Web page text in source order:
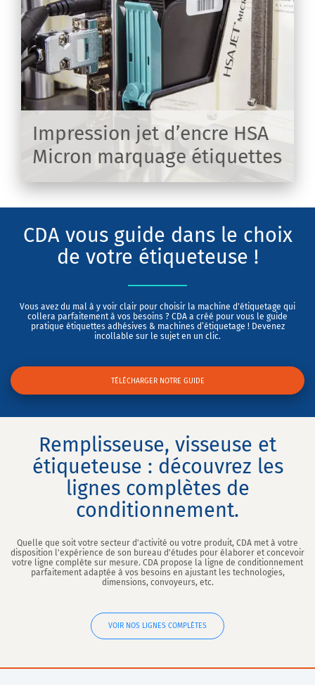
Impression jet d’encre HSA
Micron marquage étiquettes
CDA vous guide dans le choix
de votre étiqueteuse !
Vous avez du mal à y voir clair pour choisir la machine d'étiquetage qui
collera parfaitement à vos besoins ? CDA a créé pour vous le guide
pratique étiquettes adhésives & machines d’étiquetage ! Devenez
incollable sur le sujet en un clic.
TÉLÉCHARGER NOTRE GUIDE
Remplisseuse, visseuse et
étiqueteuse : découvrez les
lignes complètes de
conditionnement.
Quelle que soit votre secteur d'activité ou votre produit, CDA met à votre
disposition l'expérience de son bureau d'études pour élaborer et concevoir
votre ligne complète sur mesure. CDA propose la ligne de conditionnement
parfaitement adaptée à vos besoins en ajustant les technologies,
dimensions, convoyeurs, etc.
VOIR NOS LIGNES COMPLÈTES